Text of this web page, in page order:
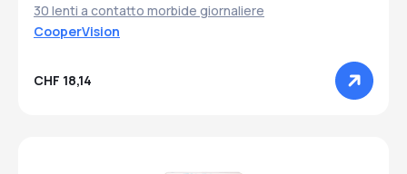
30 lenti a contatto morbide giornaliere
CooperVision
CHF 18,14